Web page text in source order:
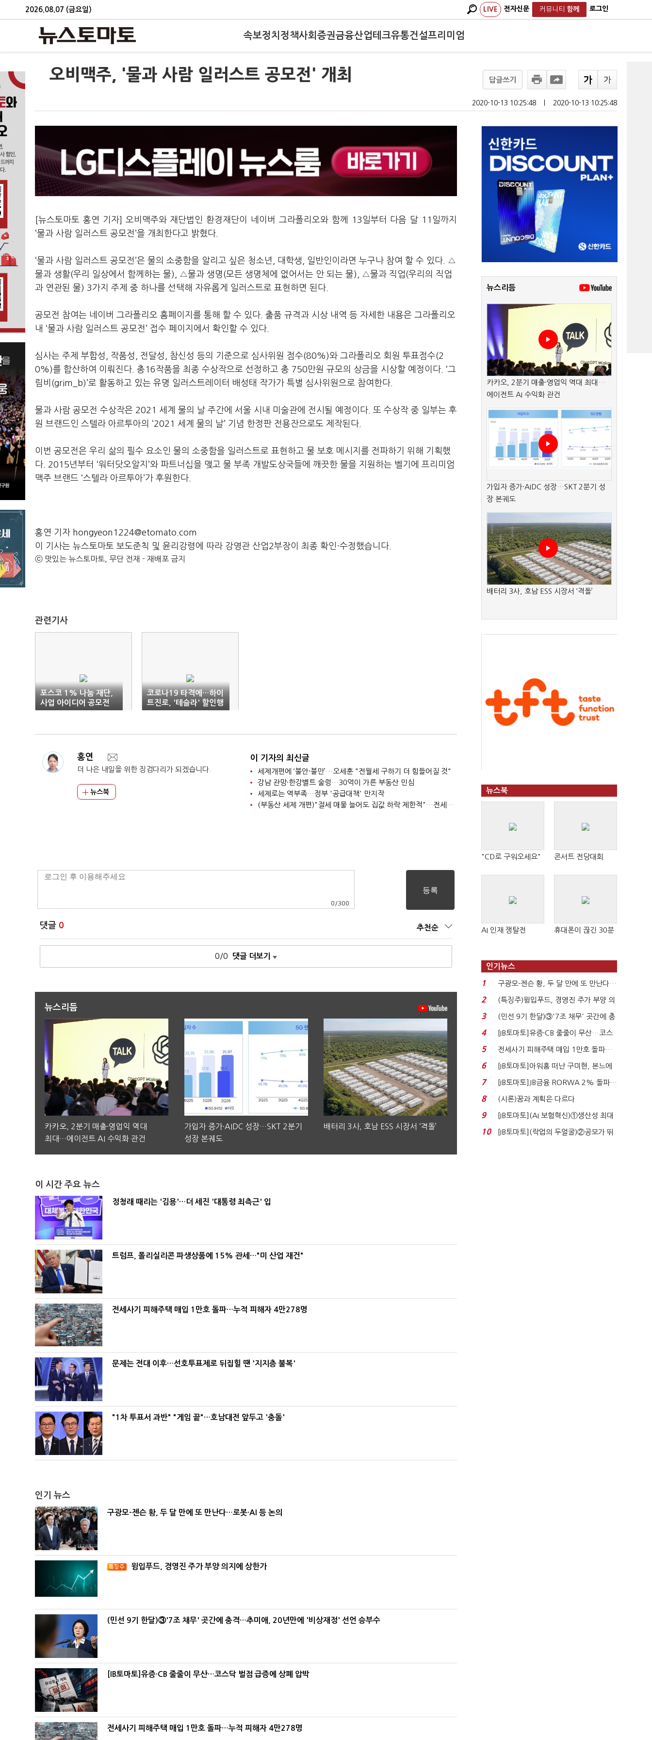
2026.08.07 (금요일) LIVE 전자신문 커뮤니티 함께 로그인
속보정치 정책사회 증권금융산업테크유통건설프리미엄
오비맥주, '물과 사람 일러스트 공모전' 개최 답글쓰기
2020-10-13 10:25:48 2020-10-13 10:25:48
[뉴스토마토 홍연 기자] 오비맥주와 재단법인 환경재단이 네이버 그라폴리오와 함께 13일부터 다음 달 11일까지
‘물과 사람 일러스트 공모전’을 개최한다고 밝혔다.
‘물과 사람 일러스트 공모전’은 물의 소중함을 알리고 싶은 청소년, 대학생, 일반인이라면 누구나 참여 할 수 있다. △
물과 생활(우리 일상에서 함께하는 물), △물과 생명(모든 생명체에 없어서는 안 되는 물), △물과 직업(우리의 직업
과 연관된 물) 3가지 주제 중 하나를 선택해 자유롭게 일러스트로 표현하면 된다.
공모전 참여는 네이버 그라폴리오 홈페이지를 통해 할 수 있다. 출품 규격과 시상 내역 등 자세한 내용은 그라폴리오
내 ‘물과 사람 일러스트 공모전’ 접수 페이지에서 확인할 수 있다.
심사는 주제 부합성, 작품성, 전달성, 참신성 등의 기준으로 심사위원 점수(80%)와 그라폴리오 회원 투표점수(2
0%)를 합산하여 이뤄진다. 총16작품을 최종 수상작으로 선정하고 총 750만원 규모의 상금을 시상할 예정이다. ‘그
림비(grim_b)’로 활동하고 있는 유명 일러스트레이터 배성태 작가가 특별 심사위원으로 참여한다.
물과 사람 공모전 수상작은 2021 세계 물의 날 주간에 서울 시내 미술관에 전시될 예정이다. 또 수상작 중 일부는 후
원 브랜드인 스텔라 아르투아의 ‘2021 세계 물의 날’ 기념 한정판 전용잔으로도 제작된다.
이번 공모전은 우리 삶의 필수 요소인 물의 소중함을 일러스트로 표현하고 물 보호 메시지를 전파하기 위해 기획했
다. 2015년부터 ‘워터닷오알지’와 파트너십을 맺고 물 부족 개발도상국들에 깨끗한 물을 지원하는 벨기에 프리미엄
맥주 브랜드 ‘스텔라 아르투아’가 후원한다.
홍연 기자 hongyeon1224@etomato.com
이 기사는 뉴스토마토 보도준칙 및 윤리강령에 따라 강영관 산업2부장이 최종 확인·수정했습니다.
ⓒ 맛있는 뉴스토마토, 무단 전재 - 재배포 금지
관련기사
포스코 1% 나눔 재단,
사업 아이디어 공모전
코로나19 타격에…하이
트진로, '테슬라' 할인행
사 강수
홍연
더 나은 내일을 위한 징검다리가 되겠습니다.
뉴스북
이 기자의 최신글
세제개편에 ‘불안·불만’…오세훈 "전월세 구하기 더 힘들어질 것"
강남 관망·한강벨트 술렁…30억이 가른 부동산 민심
세제로는 역부족…정부 '공급대책' 만지작
(부동산 세제 개편)"절세 매물 늘어도 집값 하락 제한적"…전세난·양극화 심화 우려
0 /300
댓글 0 추천순
0/0 댓글 더보기
뉴스리듬
카카오, 2분기 매출·영업익 역대
최대…에이전트 AI 수익화 관건
가입자 증가·AIDC 성장…SKT 2분기
성장 본궤도
배터리 3사, 호남 ESS 시장서 ‘격돌’
이 시간 주요 뉴스
정청래 때리는 '김용'…더 세진 '대통령 최측근' 입
트럼프, 폴리실리콘 파생상품에 15% 관세…"미 산업 재건"
전세사기 피해주택 매입 1만호 돌파…누적 피해자 4만278명
문제는 전대 이후…선호투표제로 뒤집힐 땐 '지지층 불복'
"1차 투표서 과반" "게임 끝"…호남대전 앞두고 '충돌'
인기 뉴스
구광모-젠슨 황, 두 달 만에 또 만난다…로봇·AI 등 논의
윙입푸드, 경영진 주가 부양 의지에 상한가
(민선 9기 한달)③'7조 채무' 곳간에 충격…추미애, 20년만에 '비상재정' 선언 승부수
[IB토마토]유증·CB 줄줄이 무산…코스닥 벌점 급증에 상폐 압박
전세사기 피해주택 매입 1만호 돌파…누적 피해자 4만278명
뉴스리듬
카카오, 2분기 매출·영업익 역대 최대…
에이전트 AI 수익화 관건
가입자 증가·AIDC 성장…SKT 2분기 성
장 본궤도
배터리 3사, 호남 ESS 시장서 ‘격돌’
뉴스북
"CD로 구워오세요" 콘서트 전당대회
AI 인재 쟁탈전 휴대폰이 끊긴 30분
인기뉴스
1
구광모-젠슨 황, 두 달 만에 또 만난다…
로봇·AI 등 논...
2
(특징주)윙입푸드, 경영진 주가 부양 의
지에 상한가...
3
(민선 9기 한달)③'7조 채무' 곳간에 충
격…추미애, 20년...
4
[IB토마토]유증·CB 줄줄이 무산…코스
닥 벌점 급증에 ...
5
전세사기 피해주택 매입 1만호 돌파…
누적 피해자 4만2...
6
[IB토마토]아워홈 떠난 구미현, 본느에
340억 베팅…가...
7
[IB토마토]JB금융 RORWA 2% 돌파…
실적 견인은 은행 ...
8 (시론)꿈과 계획은 다르다
9
[IB토마토](AI 보험혁신)①생산성 최대
80% 개선…현실...
10
[IB토마토](락업의 두얼굴)②공모가 뛰